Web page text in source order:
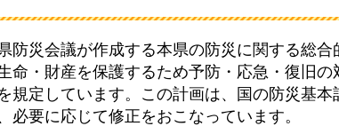
防災会議が作成する本県の防災に関する総合
命・財産を保護するため予防・応急・復旧の
規定しています。この計画は、国の防災基本
要に応じて修正をおこなっています。